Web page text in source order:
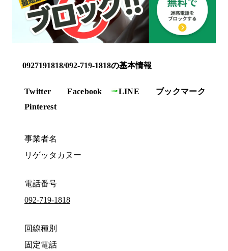
0927191818/092-719-1818の基本情報
Twitter Facebook LINE
ブックマーク
Pinterest
事業者名
リゲッタカヌー
電話番号
092-719-1818
回線種別
固定電話